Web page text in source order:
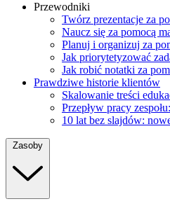
Przewodniki
Twórz prezentacje za
Naucz się za pomocą
Planuj i organizuj za
Jak priorytetyzować
Jak robić notatki za
Prawdziwe historie klientów
Skalowanie treści
Przepływ pracy
10 lat bez slajdów:
Zasoby